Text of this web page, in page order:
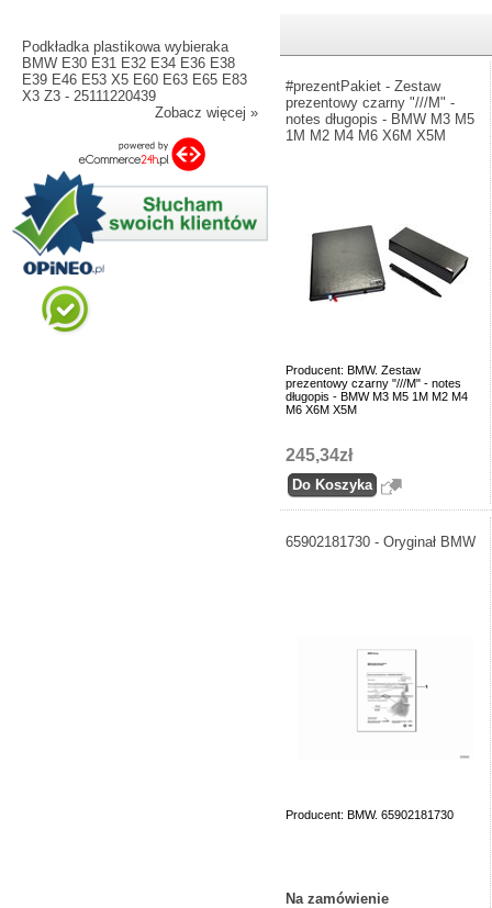
Podkładka plastikowa wybieraka
BMW E30 E31 E32 E34 E36 E38
E39 E46 E53 X5 E60 E63 E65 E83
X3 Z3 - 25111220439
Zobacz więcej »
#prezentPakiet - Zestaw
prezentowy czarny "///M" -
notes długopis - BMW M3 M5
1M M2 M4 M6 X6M X5M
Producent: BMW. Zestaw
prezentowy czarny "///M" - notes
długopis - BMW M3 M5 1M M2 M4
M6 X6M X5M
245,34zł
65902181730 - Oryginał BMW
Producent: BMW. 65902181730
Na zamówienie